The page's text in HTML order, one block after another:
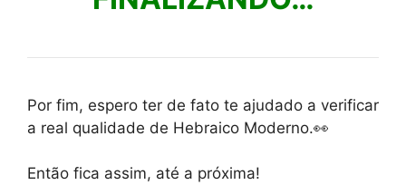
Por fim, espero ter de fato te ajudado a verificar
a real qualidade de Hebraico Moderno.👀
Então fica assim, até a próxima!